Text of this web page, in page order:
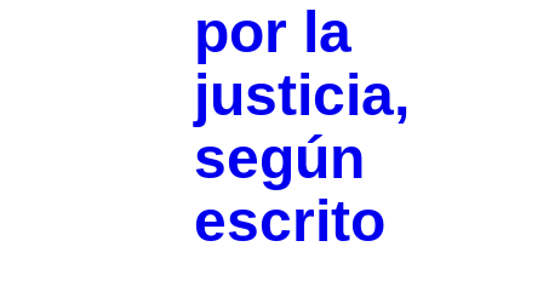
por la
justicia,
según
escrito